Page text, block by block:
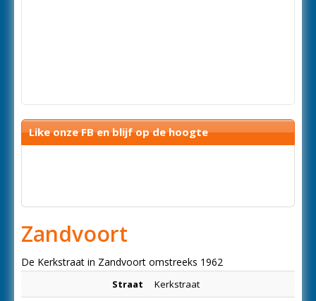
Like onze FB en blijf op de hoogte
Zandvoort
De Kerkstraat in Zandvoort omstreeks 1962
Straat Kerkstraat